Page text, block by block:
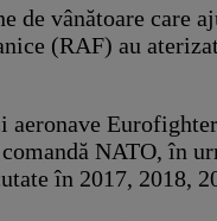
de vânătoare
(RAF) au
NATO, în
în 2017, 2018,